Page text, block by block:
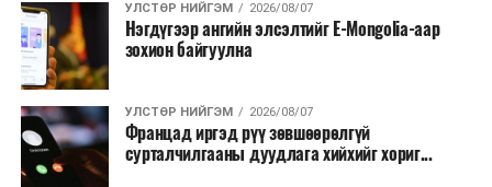
Хуулиар заавал мэдээлэхээс бусад кино,
контент, хэвлэлийн зардал;
Заавал олгохоос бусад тэтгэмж, урамшуулал.
Санхүүгийн хэмнэлтийн горимыг 2026 оны
арванхоёрдугаар сарын 31 хүртэл мөрдөнө. Харин
эрүүл мэндийн салбар уг хэмнэлтийн горимд
УЛСТӨР НИЙГЭМ 2026/08/07
Нэгдүгээр ангийн элсэлтийг E-Mongolia-аар
зохион байгуулна
УЛСТӨР НИЙГЭМ 2026/08/07
Францад иргэд рүү зөвшөөрөлгүй
сурталчилгааны дуудлага хийхийг хориг...